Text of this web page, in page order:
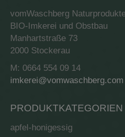
vomWaschberg
BIO-Imkerei und Obstbau
Manhartstraße 73
2000 Stockerau
M: 0664 554 09 14
imkerei@vomwaschberg.com
PRODUKTKATEGORIEN
apfel-honigessig